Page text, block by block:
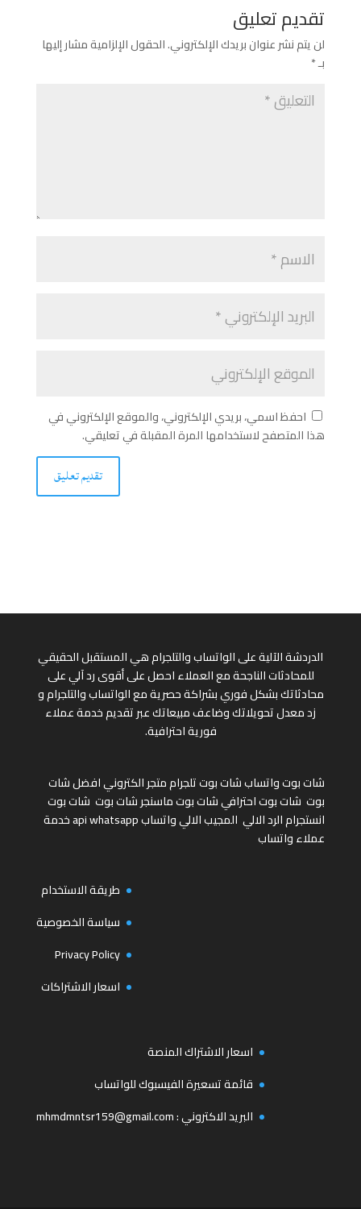
تقديم تعليق
لن يتم نشر عنوان بريدك الإلكتروني.الحقول الإلزامية مشار إليها
بـ*
احفظ اسمي، بريدي الإلكتروني، والموقع الإلكتروني في
هذا المتصفح لاستخدامها المرة المقبلة في تعليقي.
الدردشة الآلية على الواتساب والتلجرام هي المستقبل الحقيقي
للمحادثات الناجحة مع العملاء احصل على أقوى رد آلي على
محادثاتك بشكل فوري بشراكة حصرية مع الواتساب والتلجرام و
زد معدل تحويلاتك وضاعف مبيعاتك عبر تقديم خدمة عملاء
فورية احترافية.
شات بوت واتسابشات بوت تلجراممتجر الكترونيافضل شات
بوت شات بوت احترافيشات بوت ماسنجرشات بوت شات بوت
انستجرامالرد الالي المجيب الالي واتسابapi whatsappخدمة
عملاء واتساب
طريقة الاستخدام
سياسة الخصوصية
Privacy Policy
اسعار الاشتراكات
اسعار الاشتراك المنصة
قائمة تسعيرة الفيسبوك للواتساب
البريد الاكتروني :mhmdmntsr159@gmail.com